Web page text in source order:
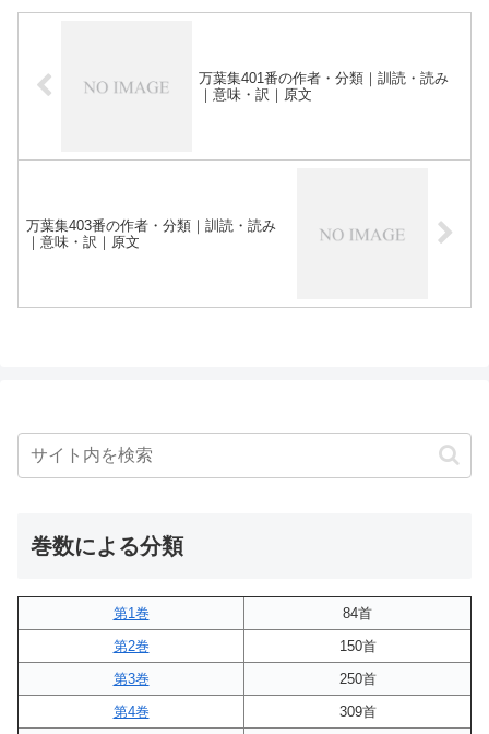
万葉集401番の作者・分類｜訓読・読み
｜意味・訳｜原文
万葉集403番の作者・分類｜訓読・読み
｜意味・訳｜原文
巻数による分類
第1巻
84首
第2巻
150首
第3巻
250首
第4巻
309首